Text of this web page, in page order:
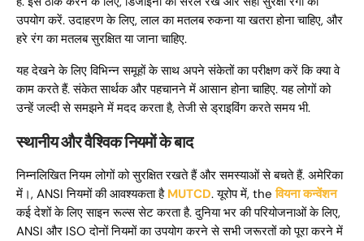
उपयोग करें. उदाहरण के लिए, लाल का मतलब रुकना या खतरा होना चाहिए, और
हरे रंग का मतलब सुरक्षित या जाना चाहिए.
यह देखने के लिए विभिन्न समूहों के साथ अपने संकेतों का परीक्षण करें कि क्या वे
काम करते हैं. संकेत सार्थक और पहचानने में आसान होना चाहिए. यह लोगों को
उन्हें जल्दी से समझने में मदद करता है, तेजी से ड्राइविंग करते समय भी.
स्थानीय और वैश्विक नियमों के बाद
निम्नलिखित नियम लोगों को सुरक्षित रखते हैं और समस्याओं से बचते हैं. अमेरिका
में।, ANSI नियमों की आवश्यकता है MUTCD. यूरोप में, the वियना कन्वेंशन
कई देशों के लिए साइन रूल्स सेट करता है. दुनिया भर की परियोजनाओं के लिए,
ANSI और ISO दोनों नियमों का उपयोग करने से सभी जरूरतों को पूरा करने में